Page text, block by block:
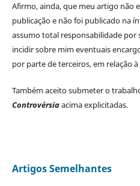
Afirmo, ainda, que meu artigo não
publicação e não foi publicado na
assumo total responsabilidade
incidir sobre mim eventuais
por parte de terceiros, em relação
Também aceito submeter o
Controvérsiaacima explicitadas.
Artigos Semelhantes